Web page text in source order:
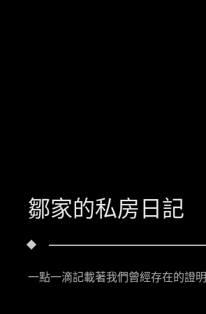
鄒家的私房日記
一點一滴記載著我們曾經存在的證明